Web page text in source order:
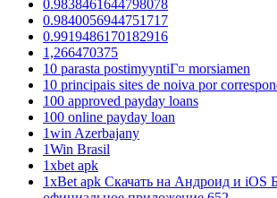
0.9838461644798078
0.9840056944751717
0.9919486170182916
1,266470375
10 parasta postimyyntiГ¤ morsiamen
10 principais sites de noiva por
100 approved payday loans
100 online payday loan
1win Azerbajany
1Win Brasil
1xbet apk
1xBet apk Скачать на Андроид и iOS